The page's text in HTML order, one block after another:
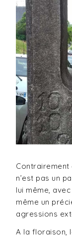
Contrairement
n’est pas un
lui même,
même un
agressions
A la floraison,